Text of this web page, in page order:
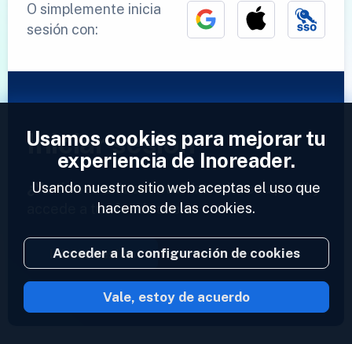
O simplemente inicia
sesión con:
Iniciar sesión
¿Ya tienes una cuenta?Introduce tu perfil y
accede a tus feeds ahora.
Iniciar sesión
2023 © Inoreader
Usamos cookies para mejorar tu
experiencia de Inoreader.
Usando nuestro sitio web aceptas el uso que
hacemos de las cookies.
Acceder a la configuración de cookies
Vale, estoy de acuerdo